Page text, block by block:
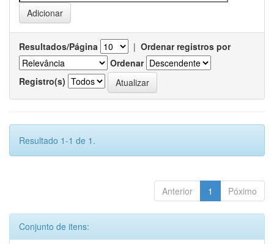
Resultados/Página | Ordenar registros por
Ordenar
Registro(s)
Resultado 1-1 de 1.
Anterior 1 Póximo
Conjunto de itens: